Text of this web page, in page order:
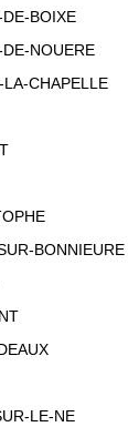
BOIXE
NOUERE
CHAPELLE
BONNIEURE
LE-NE